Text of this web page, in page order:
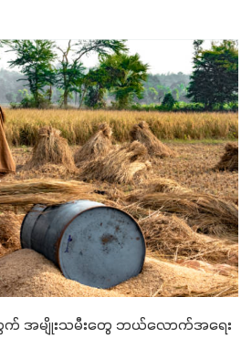
တွက် အမျိုးသမီးတွေ ဘယ်လောက်အရေး